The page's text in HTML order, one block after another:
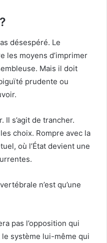
désespéré. Le
les moyens d’imprimer
Mais il doit
prudente ou
Il s’agit de trancher.
choix. Rompre avec la
où l’État devient une
n’est qu’une
pas l’opposition qui
le système lui-même qui